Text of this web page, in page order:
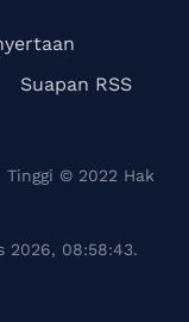
Suapan RSS
© 2022 Hak
2026, 08:58:43.